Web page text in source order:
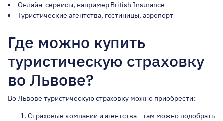
Онлайн-сервисы, например British Insurance
Туристические агентства, гостиницы, аэропорт
Где можно купить
туристическую страховку
во Львове?
Во Львове туристическую страховку можно приобрести:
Страховые компании и агентства - там можно подобрать